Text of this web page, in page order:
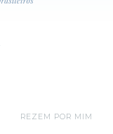
REZEM POR MIM